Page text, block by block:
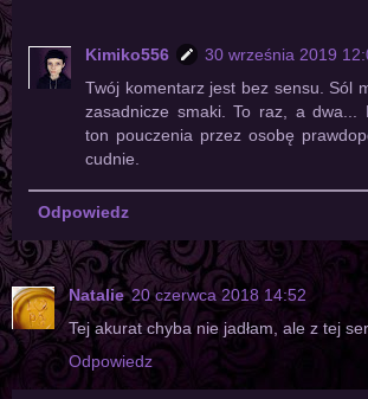
Kimiko556
30 września 2019
Twój komentarz jest bez sensu. Sól
zasadnicze smaki. To raz, a dwa...
ton pouczenia przez osobę
cudnie.
Odpowiedz
Natalie 20 czerwca 2018 14:52
Tej akurat chyba nie jadłam, ale z tej
Odpowiedz